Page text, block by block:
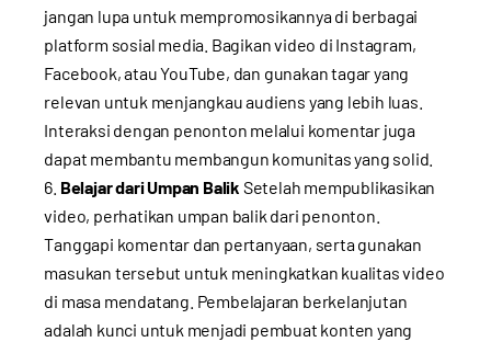
jangan lupa untuk mempromosikannya di berbagai
platform sosial media. Bagikan video di Instagram,
Facebook, atau YouTube, dan gunakan tagar yang
relevan untuk menjangkau audiens yang lebih luas.
Interaksi dengan penonton melalui komentar juga
dapat membantu membangun komunitas yang solid.
Belajar dari Umpan Balik Setelah mempublikasikan
video, perhatikan umpan balik dari penonton.
Tanggapi komentar dan pertanyaan, serta gunakan
masukan tersebut untuk meningkatkan kualitas video
di masa mendatang. Pembelajaran berkelanjutan
adalah kunci untuk menjadi pembuat konten yang